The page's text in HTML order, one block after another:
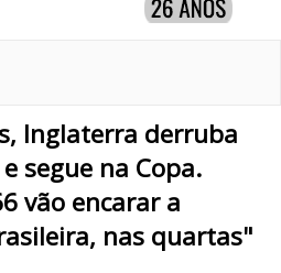
Inglaterra derruba
segue na Copa.
vão encarar a
nas quartas"